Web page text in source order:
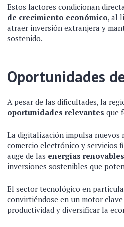
Estos factores condicionan
de crecimiento económico, al
atraer inversión extranjera y
sostenido.
Oportunidades
A pesar de las dificultades, la
oportunidades relevantes que
La digitalización impulsa nuevos
comercio electrónico y servicios
auge de las energías renovables
inversiones sostenibles que
El sector tecnológico en
convirtiéndose en un motor
productividad y diversificar la